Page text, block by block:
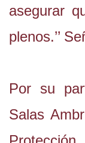
asegurar
plenos.’’
Por su
Salas